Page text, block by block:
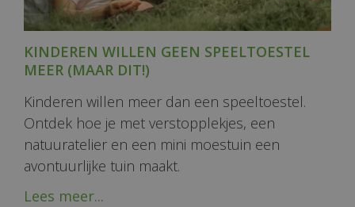
KINDEREN WILLEN GEEN SPEELTOESTEL
MEER (MAAR DIT!)
Kinderen willen meer dan een speeltoestel.
Ontdek hoe je met verstopplekjes, een
natuuratelier en een mini moestuin een
avontuurlijke tuin maakt.
Lees meer...